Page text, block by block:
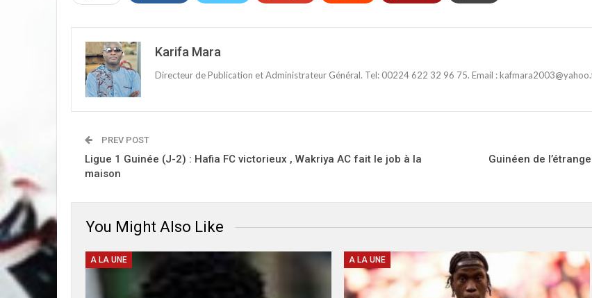
Karifa Mara
Directeur de Publication et Administrateur Général. Tel: 00224 622 32 96 75. Email :
PREV POST
Ligue 1 Guinée (J-2) : Hafia FC victorieux , Wakriya AC fait le job à la
maison
Guinéen de
You Might Also Like
A LA UNE A LA UNE